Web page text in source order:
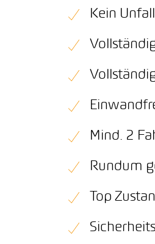
Kein
Mind. 2
Rundum
Top